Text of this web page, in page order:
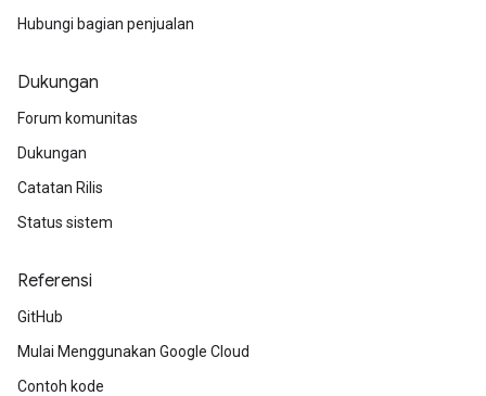
Hubungi bagian penjualan
Dukungan
Forum komunitas
Dukungan
Catatan Rilis
Status sistem
Referensi
GitHub
Mulai Menggunakan Google Cloud
Contoh kode